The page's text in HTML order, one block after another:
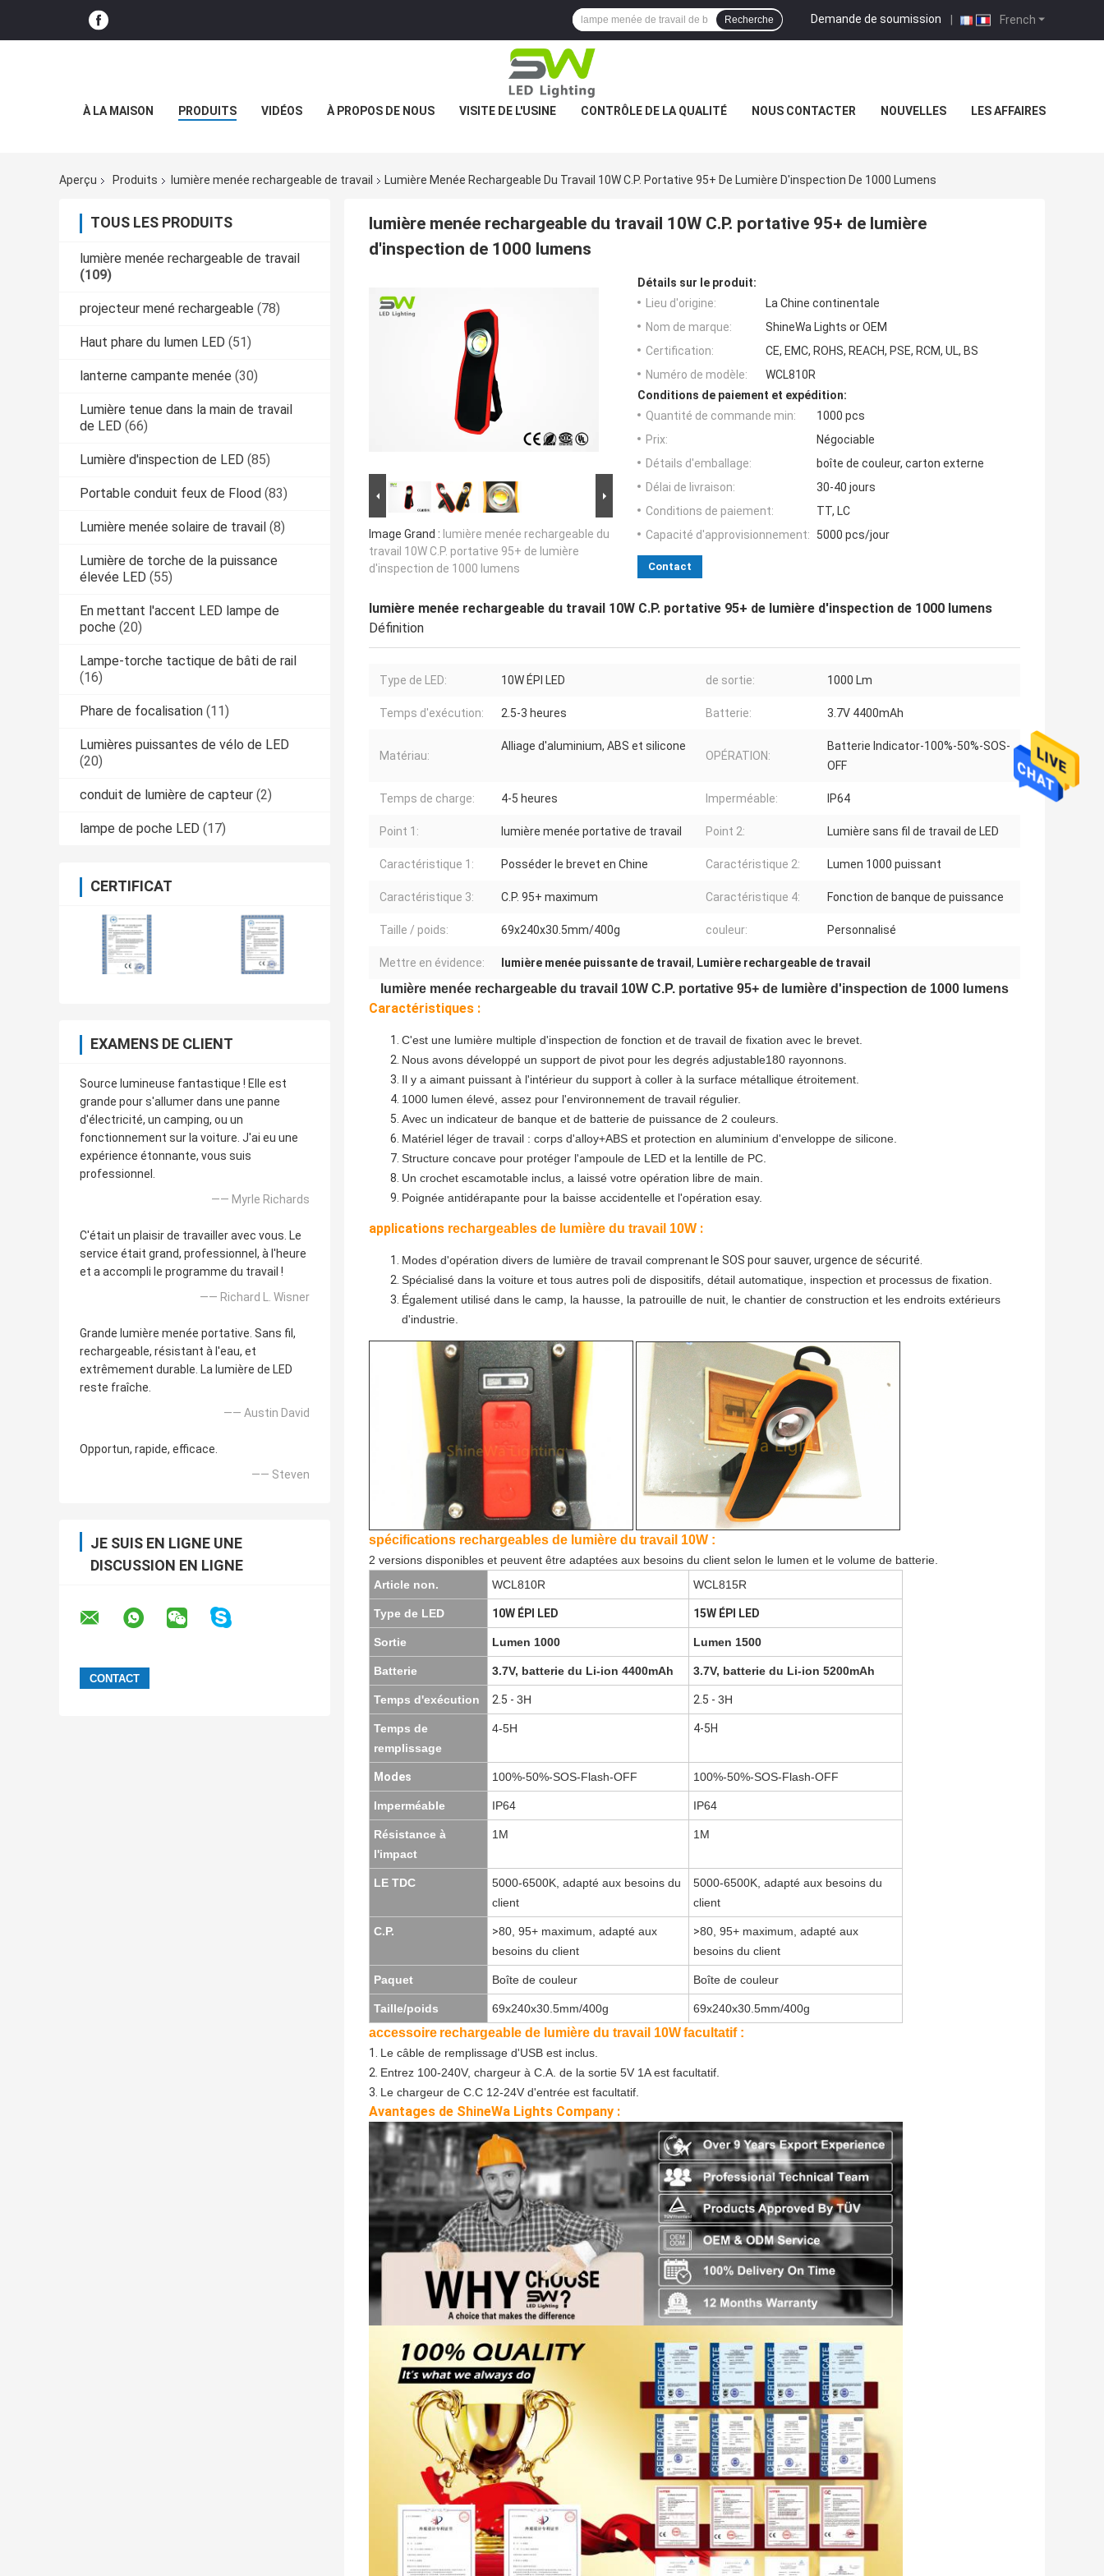
French
Demande de soumission |
Recherche
À LA MAISON PRODUITS VIDÉOS À PROPOS DE NOUS VISITE DE L'USINE CONTRÔLE DE LA QUALITÉ NOUS CONTACTER NOUVELLES LES AFFAIRES
Aperçu Produits lumière menée rechargeable de travail Lumière Menée Rechargeable Du Travail 10W C.P. Portative 95+ De Lumière D'inspection De 1000 Lumens
TOUS LES PRODUITS
lumière menée rechargeable de travail
(109)
projecteur mené rechargeable (78)
Haut phare du lumen LED (51)
lanterne campante menée (30)
Lumière tenue dans la main de travail
de LED (66)
Lumière d'inspection de LED (85)
Portable conduit feux de Flood (83)
Lumière menée solaire de travail (8)
Lumière de torche de la puissance
élevée LED (55)
En mettant l'accent LED lampe de
poche (20)
Lampe-torche tactique de bâti de rail
(16)
Phare de focalisation (11)
Lumières puissantes de vélo de LED
(20)
conduit de lumière de capteur (2)
lampe de poche LED (17)
CERTIFICAT
EXAMENS DE CLIENT
Source lumineuse fantastique ! Elle est
grande pour s'allumer dans une panne
d'électricité, un camping, ou un
fonctionnement sur la voiture. J'ai eu une
expérience étonnante, vous suis
professionnel.
—— Myrle Richards
C'était un plaisir de travailler avec vous. Le
service était grand, professionnel, à l'heure
et a accompli le programme du travail !
—— Richard L. Wisner
Grande lumière menée portative. Sans fil,
rechargeable, résistant à l'eau, et
extrêmement durable. La lumière de LED
reste fraîche.
—— Austin David
Opportun, rapide, efficace.
—— Steven
JE SUIS EN LIGNE UNE
DISCUSSION EN LIGNE
lumière menée rechargeable du travail 10W C.P. portative 95+ de lumière
d'inspection de 1000 lumens
Image Grand : lumière menée rechargeable du
travail 10W C.P. portative 95+ de lumière
d'inspection de 1000 lumens
Détails sur le produit:
Lieu d'origine:
La Chine continentale
Nom de marque:
ShineWa Lights or OEM
Certification:
CE, EMC, ROHS, REACH, PSE, RCM, UL, BS
Numéro de modèle:
WCL810R
Conditions de paiement et expédition:
Quantité de commande min:
1000 pcs
Prix:
Négociable
Détails d'emballage:
boîte de couleur, carton externe
Délai de livraison:
30-40 jours
Conditions de paiement:
TT, LC
Capacité d'approvisionnement:
5000 pcs/jour
Contact
lumière menée rechargeable du travail 10W C.P. portative 95+ de lumière d'inspection de 1000 lumens
Définition
Type de LED: 10W ÉPI LED de sortie: 1000 Lm
Temps d'exécution: 2.5-3 heures Batterie: 3.7V 4400mAh
Matériau:
Alliage d'aluminium, ABS et silicone
OPÉRATION:
Batterie Indicator-100%-50%-SOS-
OFF
Temps de charge: 4-5 heures Imperméable: IP64
Point 1: lumière menée portative de travail Point 2: Lumière sans fil de travail de LED
Caractéristique 1: Posséder le brevet en Chine Caractéristique 2: Lumen 1000 puissant
Caractéristique 3: C.P. 95+ maximum Caractéristique 4: Fonction de banque de puissance
Taille / poids: 69x240x30.5mm/400g couleur: Personnalisé
Mettre en évidence: lumière menée puissante de travail , Lumière rechargeable de travail
lumière menée rechargeable du travail 10W C.P. portative 95+ de lumière d'inspection de 1000 lumens
Caractéristiques :
C'est une lumière multiple d'inspection de fonction et de travail de fixation avec le brevet.
Nous avons développé un support de pivot pour les degrés adjustable180 rayonnons.
Il y a aimant puissant à l'intérieur du support à coller à la surface métallique étroitement.
1000 lumen élevé, assez pour l'environnement de travail régulier.
Avec un indicateur de banque et de batterie de puissance de 2 couleurs.
Matériel léger de travail : corps d'alloy+ABS et protection en aluminium d'enveloppe de silicone.
Structure concave pour protéger l'ampoule de LED et la lentille de PC.
Un crochet escamotable inclus, a laissé votre opération libre de main.
Poignée antidérapante pour la baisse accidentelle et l'opération esay.
applications rechargeables de lumière du travail 10W :
Modes d'opération divers de lumière de travail comprenant le SOS pour sauver, urgence de sécurité.
Spécialisé dans la voiture et tous autres poli de dispositifs, détail automatique, inspection et processus de fixation.
Également utilisé dans le camp, la hausse, la patrouille de nuit, le chantier de construction et les endroits extérieurs
d'industrie.
spécifications rechargeables de lumière du travail 10W :
2 versions disponibles et peuvent être adaptées aux besoins du client selon le lumen et le volume de batterie.
Article non.
WCL810R WCL815R
Type de LED 10W ÉPI LED 15W ÉPI LED
Sortie Lumen 1000 Lumen 1500
Batterie 3.7V, batterie du Li-ion 4400mAh 3.7V, batterie du Li-ion 5200mAh
Temps d'exécution 2.5 - 3H 2.5 - 3H
Temps de
remplissage
4-5H 4-5H
Modes 100%-50%-SOS-Flash-OFF 100%-50%-SOS-Flash-OFF
Imperméable IP64 IP64
Résistance à
l'impact
1M 1M
LE TDC
5000-6500K, adapté aux besoins du
client
5000-6500K, adapté aux besoins du
client
C.P. >80, 95+ maximum, adapté aux
besoins du client
>80, 95+ maximum, adapté aux
besoins du client
Paquet Boîte de couleur Boîte de couleur
Taille/poids 69x240x30.5mm/400g 69x240x30.5mm/400g
accessoire rechargeable de lumière du travail 10Wfacultatif :
1. Le câble de remplissage d'USB est inclus.
2. Entrez 100-240V, chargeur à C.A. de la sortie 5V 1A est facultatif.
3. Le chargeur de C.C 12-24V d'entrée est facultatif.
Avantages de ShineWa Lights Company :